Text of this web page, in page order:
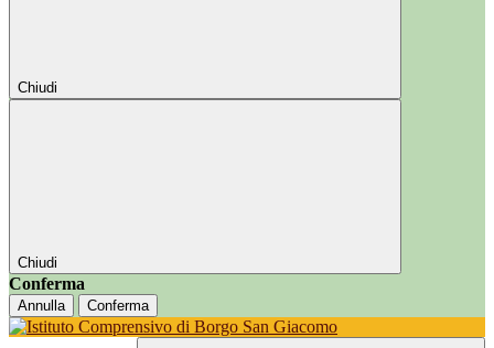
Chiudi
Chiudi
Conferma
Annulla Conferma